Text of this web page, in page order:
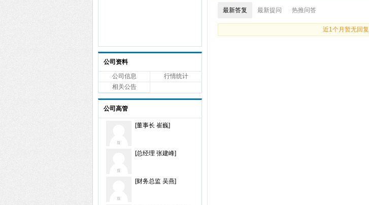
公司资料
公司信息
行情统计
相关公告
公司高管
[董事长 崔巍]
[总经理 张建峰]
[财务总监 吴燕]
最新答复 最新提问 热推问答
近1个月暂无回复